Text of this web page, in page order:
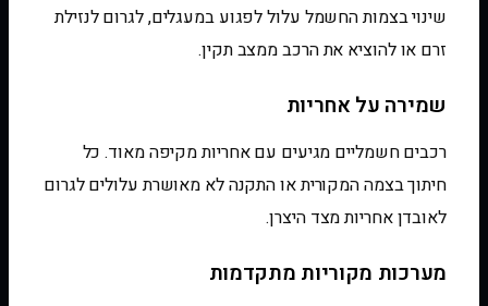
שינוי בצמות החשמל עלול לפגוע במעגלים, לגרום לנזילת
זרם או להוציא את הרכב ממצב תקין.
שמירה על אחריות
רכבים חשמליים מגיעים עם אחריות מקיפה מאוד. כל
חיתוך בצמה המקורית או התקנה לא מאושרת עלולים לגרום
לאובדן אחריות מצד היצרן.
מערכות מקוריות מתקדמות